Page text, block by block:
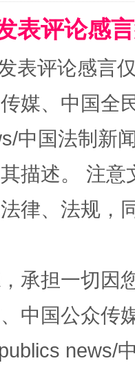
表评论感
表评论感言
媒、中国全
中国法制新
描述。 注
律、法规，
承担一切因
中国公众传
news/